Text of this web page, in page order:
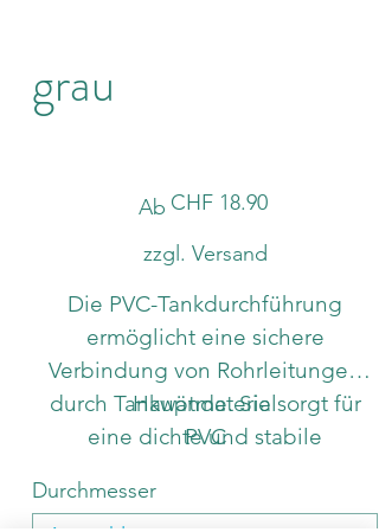
grau
Ab Preis
CHF 18.90
zzgl. Versand
Die PVC-Tankdurchführung
ermöglicht eine sichere
Verbindung von Rohrleitungen
durch Tankwände. Sie sorgt für
eine dichte und stabile
Bewässerungs-, Teich- oder
Hauptmaterial
PVC
Durchmesser